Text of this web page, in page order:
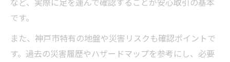
です。
また、神戸市特有の地盤や災害リスクも確認ポイントで
す。過去の災害履歴やハザードマップを参考にし、必要